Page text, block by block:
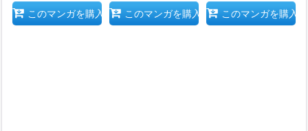
このマンガを購入 このマンガを購入 このマンガを購入